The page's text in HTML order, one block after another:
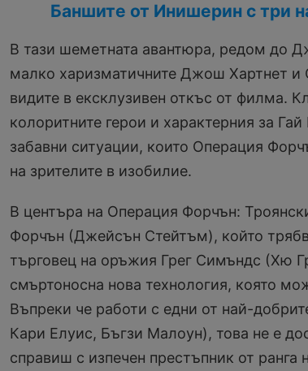
Баншите от Инишерин с три
В тази шеметната авантюра, редом до
малко харизматичните Джош Хартнет
видите в ексклузивен откъс от филма.
колоритните герои и характерния за
забавни ситуации, които Операция
на зрителите в изобилие.
В центъра на Операция Форчън:
Форчън (Джейсън Стейтъм), който
търговец на оръжия Грег Симъндс (Хю
смъртоносна нова технология, която
Въпреки че работи с едни от най-
Кари Елуис, Бъгзи Малоун), това не е
справиш с изпечен престъпник от